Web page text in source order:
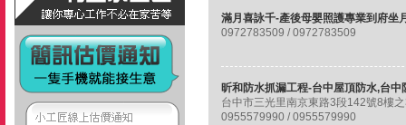
0972783509 / 0972783509
台中市三光里南京東路3段142號8樓
0955579990 / 0955579990